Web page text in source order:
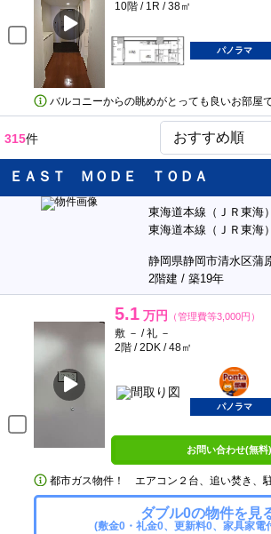
10階 / 1R / 38㎡
パノラマ
バルコニーからの眺めがとっても良いお部屋
315件
ＥＡＳＴ ＭＯＤＥ ＴＯＤＡ
東海道本線（ＪＲ東海
東海道本線（ＪＲ東海
静岡県静岡市清水区蒲
2階建 / 築19年
5.1 万円 （管理費等3,000円）
敷 － / 礼 －
2階 / 2DK / 48㎡
ポンタ
部屋
パノラマ
お問い合わせ(無料)
都市ガス物件！ エアコン２台、追い焚き、
ダブル0の物件を見
(敷金0・礼金0、更新料0、家具家電